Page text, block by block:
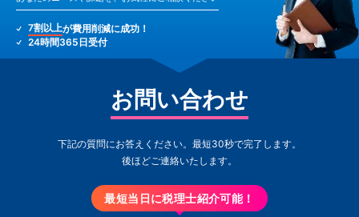
7割以上が費用削減に成功！
24時間365日受付
お問い合わせ
下記の質問にお答えください。最短30秒で完了します。
後ほどご連絡いたします。
最短当日に税理士紹介可能！